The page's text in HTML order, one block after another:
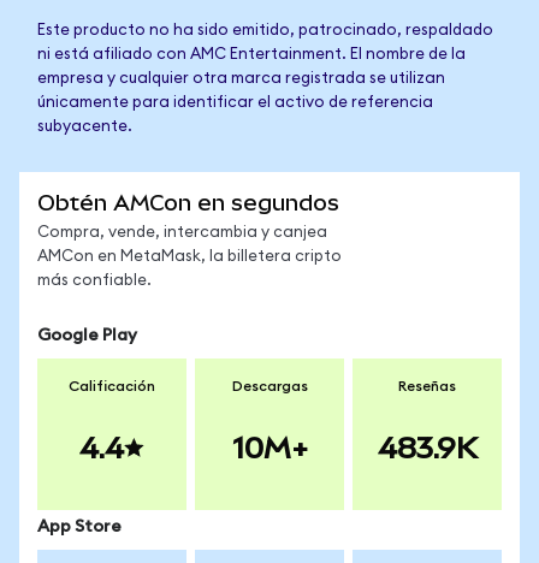
Este producto no ha sido emitido, patrocinado, respaldado
ni está afiliado con AMC Entertainment. El nombre de la
empresa y cualquier otra marca registrada se utilizan
únicamente para identificar el activo de referencia
subyacente.
Obtén AMCon en segundos
Compra, vende, intercambia y canjea
AMCon en MetaMask, la billetera cripto
más confiable.
Google Play
Calificación
4.4
Descargas
10M+
Reseñas
483.9K
App Store